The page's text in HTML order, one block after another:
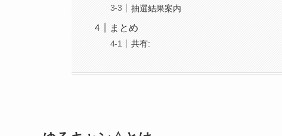
抽選結果案内
まとめ
共有: